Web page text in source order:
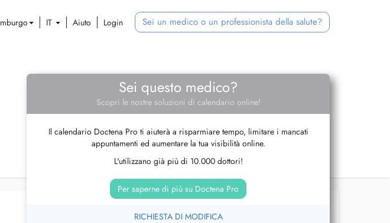
IT Aiuto Login Sei un medico o un professionista della salute?
Sei questo medico?
Scopri le nostre soluzioni di calendario online!
Il calendario Doctena Pro ti aiuterà a risparmiare tempo, limitare i mancati
appuntamenti ed aumentare la tua visibilità online.
L'utilizzano già più di 10.000 dottori!
Per saperne di più su Doctena Pro
RICHIESTA DI MODIFICA